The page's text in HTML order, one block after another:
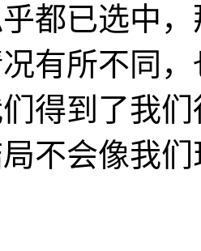
都已选中
有所不同
得到了我
不会像我